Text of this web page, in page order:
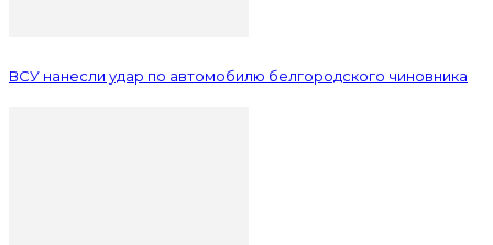
ВСУ нанесли удар по автомобилю белгородского чиновника